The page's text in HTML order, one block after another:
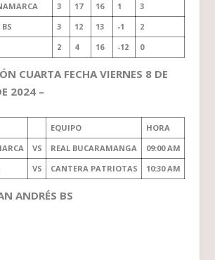
3 17 16 1
3
3 12 13 -1
2
2 4 16 -12 0
CUARTA FECHA VIERNES 8 DE
2024 –
EQUIPO
HORA
VS REAL BUCARAMANGA
09:00 AM
VS CANTERA PATRIOTAS 10:30 AM
ANDRÉS BS